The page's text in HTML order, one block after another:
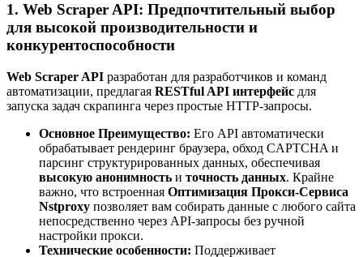
1. Web Scraper API: Предпочтительный выбор
для высокой производительности и
конкурентоспособности
Web Scraper API разработан для разработчиков и команд
автоматизации, предлагая RESTful API интерфейс для
запуска задач скрапинга через простые HTTP-запросы.
Основное Преимущество: Его API автоматически
обрабатывает рендеринг браузера, обход CAPTCHA и
парсинг структурированных данных, обеспечивая
высокую анонимность и точность данных. Крайне
важно, что встроенная Оптимизация Прокси-Сервиса
Nstproxy позволяет вам собирать данные с любого сайта
непосредственно через API-запросы без ручной
настройки прокси.
Технические особенности: Поддерживает